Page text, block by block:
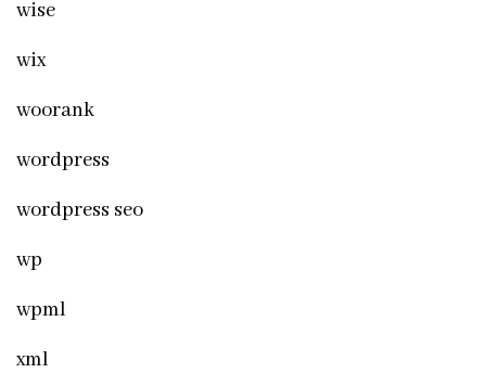
wise
wix
woorank
wordpress
wordpress seo
wp
wpml
xml